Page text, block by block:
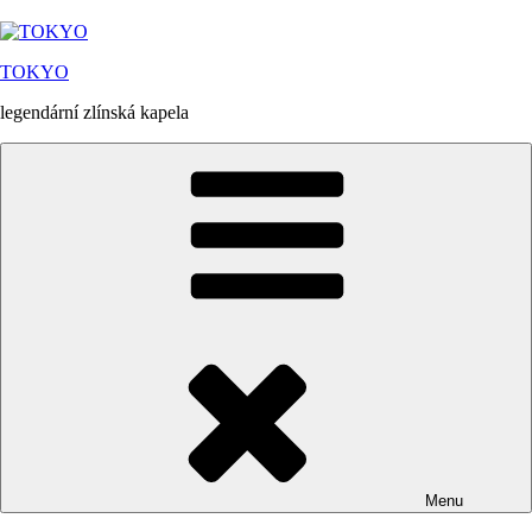
k
webu
TOKYO
legendární zlínská kapela
Menu